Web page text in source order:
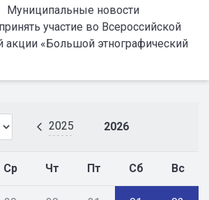
Муниципальные новости
участие во Всероссийской
акции «Большой этнографический
2025 2026
Ср Чт Пт Сб Вс